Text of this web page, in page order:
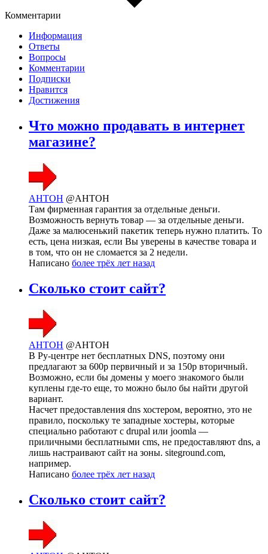
Комментарии
Информация
Ответы
Вопросы
Комментарии
Подписки
Нравится
Достижения
Что можно продавать в интернет
магазине?
AHTOH @AHTOH
Там фирменная гарантия за отдельные деньги.
Возможность вернуть товар — за отдельные деньги.
Даже за малюсенький пакетик теперь нужно платить. То
есть, цена низкая, если Вы уверены в качестве товара и
в том, что он не сломается за 2 недели.
Написано более трёх лет назад
Сколько стоит сайт?
AHTOH @AHTOH
В Ру-центре нет бесплатных DNS, поэтому они
предлагают за 600р первичный и за 150р вторичный.
Возможно, если бы домены у моего знакомого были
куплены где-то еще, то можно было бы найти другой
вариант.
Насчет предоставления dns хостером, вероятно, это не
правило, поскольку те западные хостеры, которые
специально работают с drupal или joomla —
приличными бесплатными cms, не предоставляют dns, а
лишь настраивают сайт на зоны. siteground.com,
например.
Написано более трёх лет назад
Сколько стоит сайт?